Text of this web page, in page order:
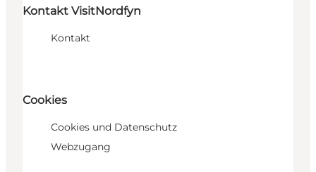
Kontakt VisitNordfyn
Kontakt
Cookies
Cookies und Datenschutz
Webzugang